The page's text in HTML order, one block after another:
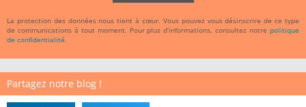
La protection des données nous tient à cœur. Vous pouvez vous désinscrire de ce type
de communications à tout moment. Pour plus d’informations, consultez notre politique
de confidentialité.
Partagez notre blog !